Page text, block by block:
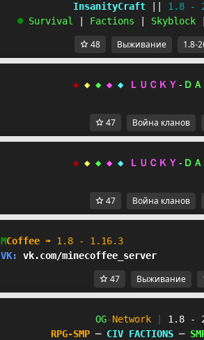
InsanityCraft
1.8 -
☻ Survival Factions Skyblock
48 Выживание 1.8-
◆ ◆ ◆ ◆ ◆ ＬＵＣＫＹ - Ｄ
47 Война кланов
◆ ◆ ◆ ◆ ◆ ＬＵＣＫＹ - Ｄ
47 Война кланов
MCoffee ➠ 1.8 -
VK: vk.com/minecoffee_server
47 Выживание
OG-Network
1.8 -
RPG-SMP ─ CIV FACTIONS ─